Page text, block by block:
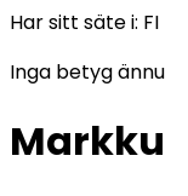
Har sitt säte i: FI
Inga betyg ännu
Markku